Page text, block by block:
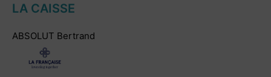
LA CAISSE
ABSOLUT Bertrand